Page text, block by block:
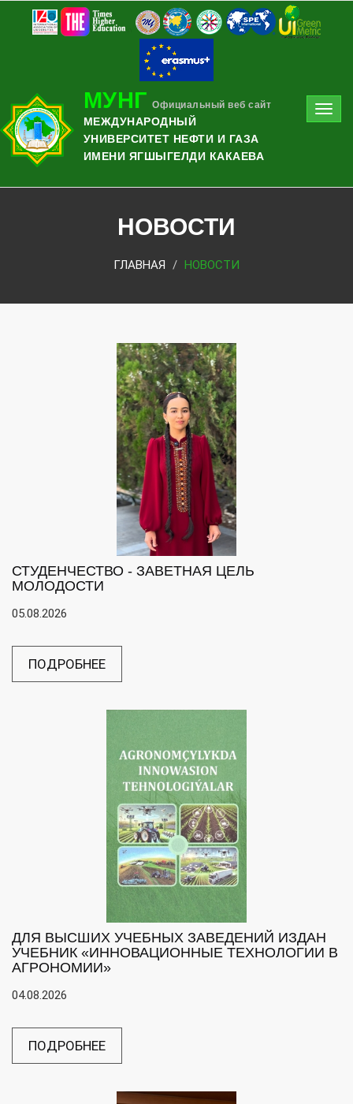
МУНГ Официальный веб сайт
МЕЖДУНАРОДНЫЙ
УНИВЕРСИТЕТ НЕФТИ И ГАЗА
ИМЕНИ ЯГШЫГЕЛДИ КАКАЕВА
НОВОСТИ
ГЛАВНАЯ НОВОСТИ
СТУДЕНЧЕСТВО - ЗАВЕТНАЯ ЦЕЛЬ
МОЛОДОСТИ
05.08.2026
ПОДРОБНЕЕ
ДЛЯ ВЫСШИХ УЧЕБНЫХ ЗАВЕДЕНИЙ ИЗДАН
УЧЕБНИК «ИННОВАЦИОННЫЕ ТЕХНОЛОГИИ В
АГРОНОМИИ»
04.08.2026
ПОДРОБНЕЕ